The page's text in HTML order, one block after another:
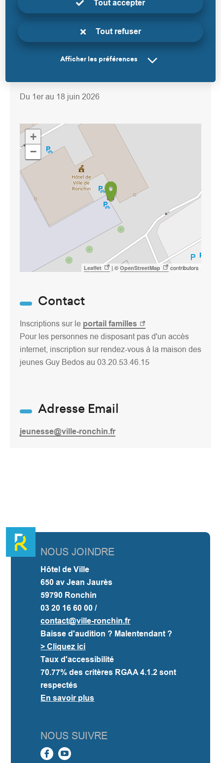
Afficher les préférences
Tout accepter
Tout refuser
59790 Ronchin
Du 1er au 18 juin 2026
+
−
Leaflet | ©OpenStreetMap contributors
Contact
Inscriptions sur le portail familles
Pour les personnes ne disposant pas d'un accès
internet, inscription sur rendez-vous à la maison des
jeunes Guy Bedos au 03.20.53.46.15
Adresse Email
jeunesse@ville-ronchin.fr
NOUS JOINDRE
Hôtel de Ville
650 av Jean Jaurès
59790 Ronchin
03 20 16 60 00 /
contact@ville-ronchin.fr
Baisse d'audition ? Malentendant ?
> Cliquez ici
Taux d'accessibilité
70.77% des critères RGAA 4.1.2 sont
respectés
En savoir plus
NOUS SUIVRE